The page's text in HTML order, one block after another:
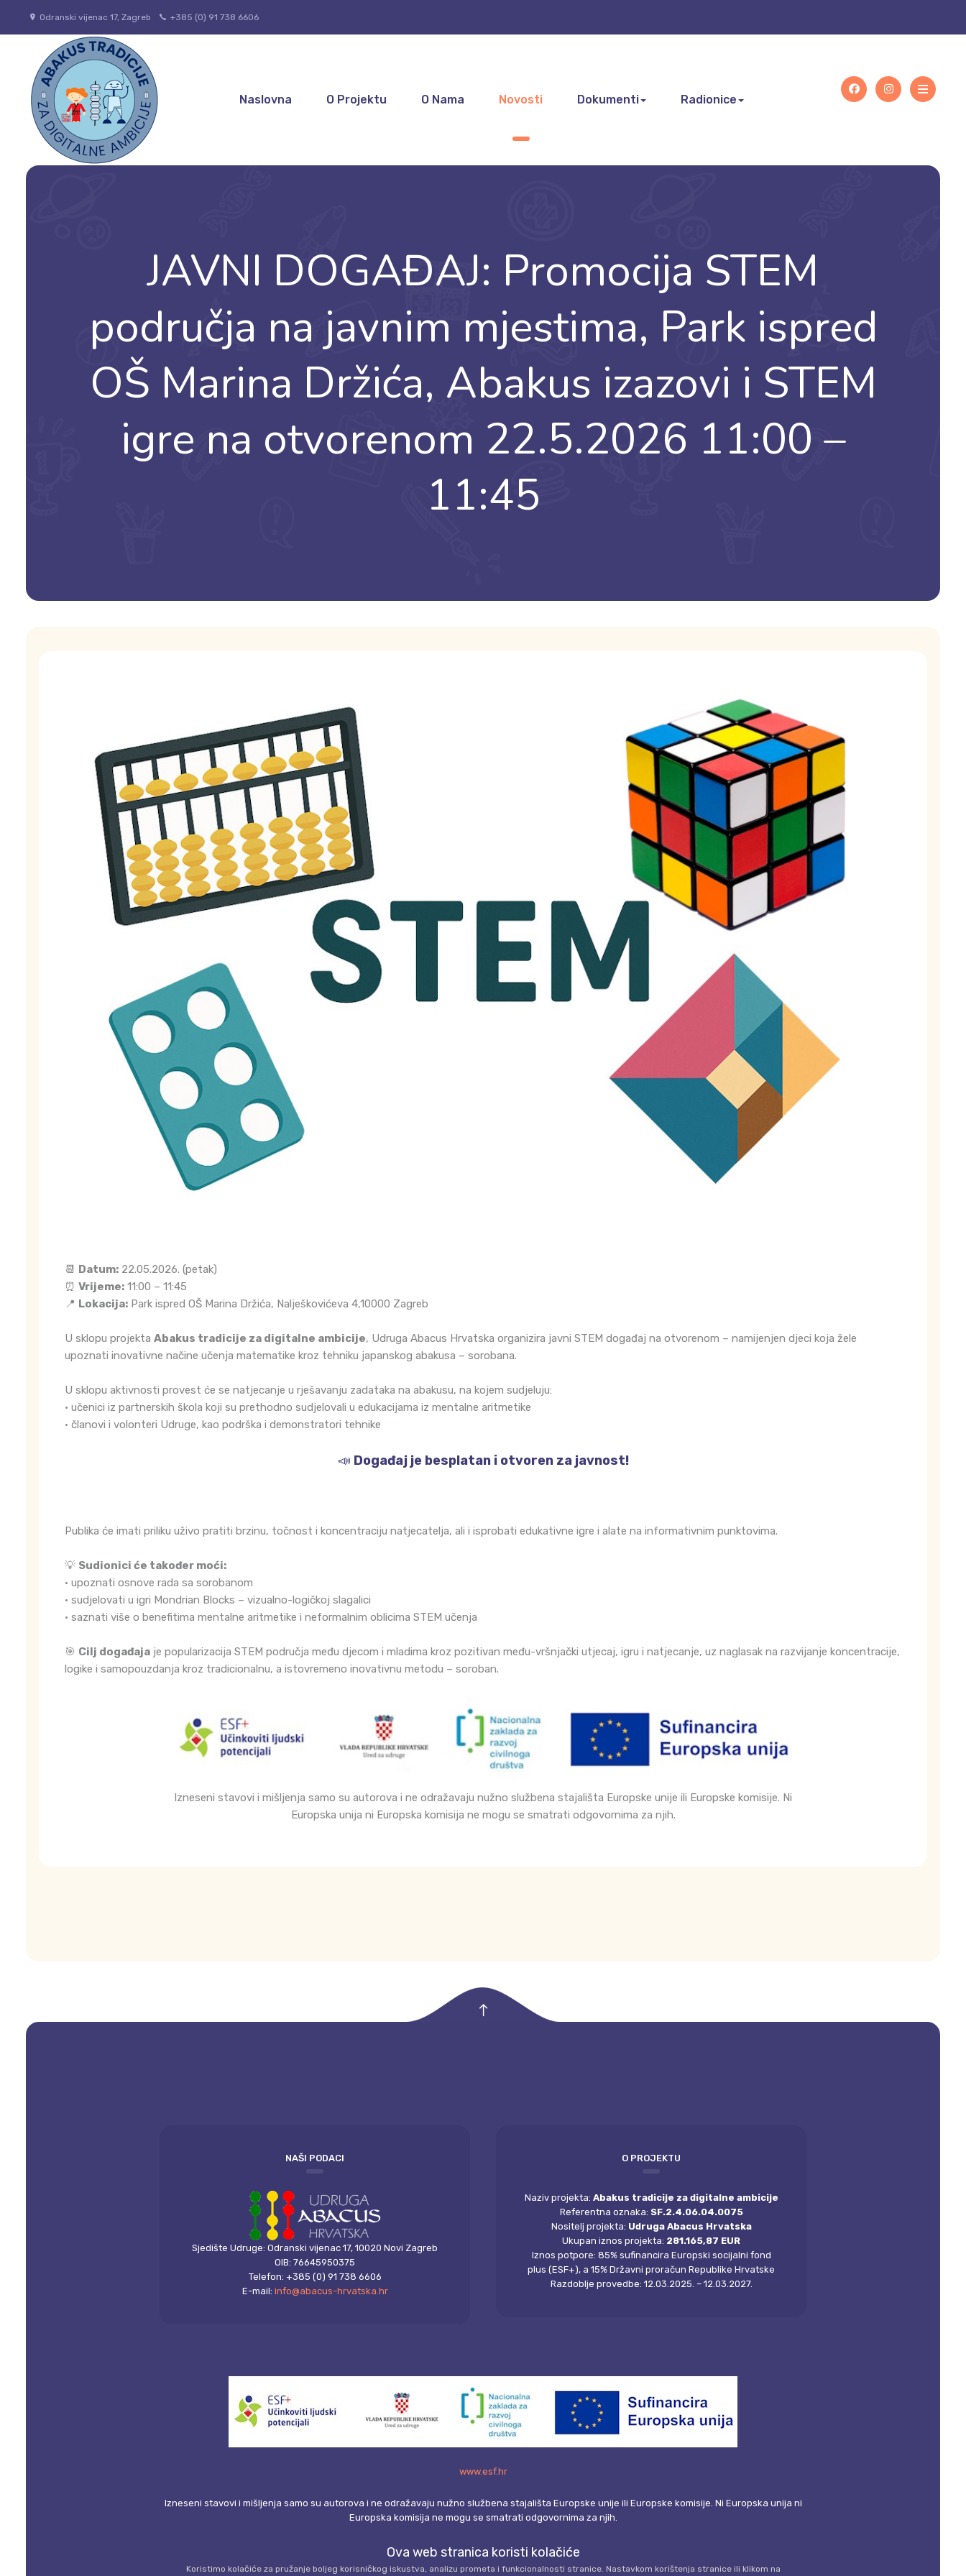
Odranski vijenac 17, Zagreb +385 (0) 91 738 6606
Naslovna O Projektu O Nama Novosti Dokumenti Radionice
JAVNI DOGAĐAJ: Promocija STEM
područja na javnim mjestima, Park ispred
OŠ Marina Držića, Abakus izazovi i STEM
igre na otvorenom 22.5.2026 11:00 –
11:45
📆 Datum: 22.05.2026. (petak)
⏰ Vrijeme: 11:00 – 11:45
📍 Lokacija: Park ispred OŠ Marina Držića, Nalješkovićeva 4,10000 Zagreb
U sklopu projekta Abakus tradicije za digitalne ambicije, Udruga Abacus Hrvatska organizira javni STEM događaj na otvorenom – namijenjen djeci koja žele
upoznati inovativne načine učenja matematike kroz tehniku japanskog abakusa – sorobana.
U sklopu aktivnosti provest će se natjecanje u rješavanju zadataka na abakusu, na kojem sudjeluju:
• učenici iz partnerskih škola koji su prethodno sudjelovali u edukacijama iz mentalne aritmetike
• članovi i volonteri Udruge, kao podrška i demonstratori tehnike
📣 Događaj je besplatan i otvoren za javnost!
Publika će imati priliku uživo pratiti brzinu, točnost i koncentraciju natjecatelja, ali i isprobati edukativne igre i alate na informativnim punktovima.
💡 Sudionici će također moći:
• upoznati osnove rada sa sorobanom
• sudjelovati u igri Mondrian Blocks – vizualno-logičkoj slagalici
• saznati više o benefitima mentalne aritmetike i neformalnim oblicima STEM učenja
🎯 Cilj događaja je popularizacija STEM područja među djecom i mladima kroz pozitivan među-vršnjački utjecaj, igru i natjecanje, uz naglasak na razvijanje koncentracije,
logike i samopouzdanja kroz tradicionalnu, a istovremeno inovativnu metodu – soroban.
Izneseni stavovi i mišljenja samo su autorova i ne odražavaju nužno službena stajališta Europske unije ili Europske komisije. Ni
Europska unija ni Europska komisija ne mogu se smatrati odgovornima za njih.
NAŠI PODACI
Sjedište Udruge: Odranski vijenac 17, 10020 Novi Zagreb
OIB: 76645950375
Telefon: +385 (0) 91 738 6606
E-mail: info@abacus-hrvatska.hr
O PROJEKTU
Naziv projekta: Abakus tradicije za digitalne ambicije
Referentna oznaka: SF.2.4.06.04.0075
Nositelj projekta: Udruga Abacus Hrvatska
Ukupan iznos projekta: 281.165,87 EUR
Iznos potpore: 85% sufinancira Europski socijalni fond
plus (ESF+), a 15% Državni proračun Republike Hrvatske
Razdoblje provedbe: 12.03.2025. – 12.03.2027.
www.esf.hr
Izneseni stavovi i mišljenja samo su autorova i ne odražavaju nužno službena stajališta Europske unije ili Europske komisije. Ni Europska unija ni
Europska komisija ne mogu se smatrati odgovornima za njih.
Ova web stranica koristi kolačiće
Koristimo kolačiće za pružanje boljeg korisničkog iskustva, analizu prometa i funkcionalnosti stranice. Nastavkom korištenja stranice ili klikom na